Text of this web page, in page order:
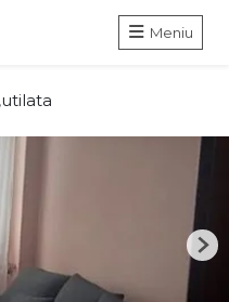
Meniu